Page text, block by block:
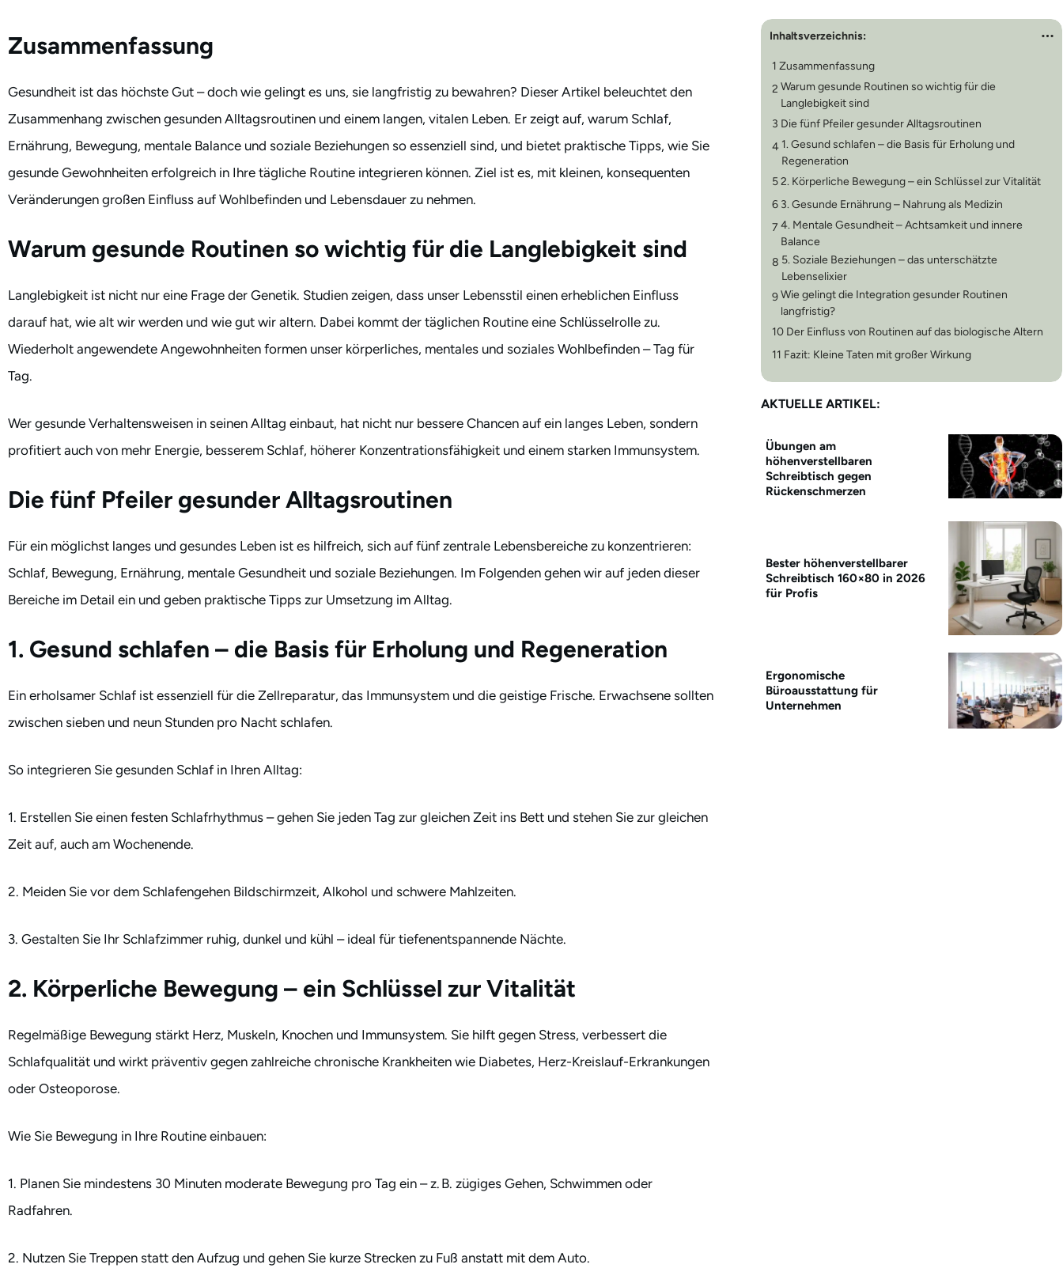
Zusammenfassung
Gesundheit ist das höchste Gut – doch wie gelingt es uns, sie langfristig zu bewahren? Dieser Artikel beleuchtet den
Zusammenhang zwischen gesunden Alltagsroutinen und einem langen, vitalen Leben. Er zeigt auf, warum Schlaf,
Ernährung, Bewegung, mentale Balance und soziale Beziehungen so essenziell sind, und bietet praktische Tipps, wie Sie
gesunde Gewohnheiten erfolgreich in Ihre tägliche Routine integrieren können. Ziel ist es, mit kleinen, konsequenten
Veränderungen großen Einfluss auf Wohlbefinden und Lebensdauer zu nehmen.
Warum gesunde Routinen so wichtig für die Langlebigkeit sind
Langlebigkeit ist nicht nur eine Frage der Genetik. Studien zeigen, dass unser Lebensstil einen erheblichen Einfluss
darauf hat, wie alt wir werden und wie gut wir altern. Dabei kommt der täglichen Routine eine Schlüsselrolle zu.
Wiederholt angewendete Angewohnheiten formen unser körperliches, mentales und soziales Wohlbefinden – Tag für
Tag.
Wer gesunde Verhaltensweisen in seinen Alltag einbaut, hat nicht nur bessere Chancen auf ein langes Leben, sondern
profitiert auch von mehr Energie, besserem Schlaf, höherer Konzentrationsfähigkeit und einem starken Immunsystem.
Die fünf Pfeiler gesunder Alltagsroutinen
Für ein möglichst langes und gesundes Leben ist es hilfreich, sich auf fünf zentrale Lebensbereiche zu konzentrieren:
Schlaf, Bewegung, Ernährung, mentale Gesundheit und soziale Beziehungen. Im Folgenden gehen wir auf jeden dieser
Bereiche im Detail ein und geben praktische Tipps zur Umsetzung im Alltag.
1. Gesund schlafen – die Basis für Erholung und Regeneration
Ein erholsamer Schlaf ist essenziell für die Zellreparatur, das Immunsystem und die geistige Frische. Erwachsene sollten
zwischen sieben und neun Stunden pro Nacht schlafen.
So integrieren Sie gesunden Schlaf in Ihren Alltag:
1. Erstellen Sie einen festen Schlafrhythmus – gehen Sie jeden Tag zur gleichen Zeit ins Bett und stehen Sie zur gleichen
Zeit auf, auch am Wochenende.
2. Meiden Sie vor dem Schlafengehen Bildschirmzeit, Alkohol und schwere Mahlzeiten.
3. Gestalten Sie Ihr Schlafzimmer ruhig, dunkel und kühl – ideal für tiefenentspannende Nächte.
2. Körperliche Bewegung – ein Schlüssel zur Vitalität
Regelmäßige Bewegung stärkt Herz, Muskeln, Knochen und Immunsystem. Sie hilft gegen Stress, verbessert die
Schlafqualität und wirkt präventiv gegen zahlreiche chronische Krankheiten wie Diabetes, Herz-Kreislauf-Erkrankungen
oder Osteoporose.
Wie Sie Bewegung in Ihre Routine einbauen:
1. Planen Sie mindestens 30 Minuten moderate Bewegung pro Tag ein – z. B. zügiges Gehen, Schwimmen oder
Radfahren.
2. Nutzen Sie Treppen statt den Aufzug und gehen Sie kurze Strecken zu Fuß anstatt mit dem Auto.
Inhaltsverzeichnis:
1 Zusammenfassung
2 Warum gesunde Routinen so wichtig für die
Langlebigkeit sind
3 Die fünf Pfeiler gesunder Alltagsroutinen
4 1. Gesund schlafen – die Basis für Erholung und
Regeneration
52. Körperliche Bewegung – ein Schlüssel zur Vitalität
6 3. Gesunde Ernährung – Nahrung als Medizin
7 4. Mentale Gesundheit – Achtsamkeit und innere
Balance
8 5. Soziale Beziehungen – das unterschätzte
Lebenselixier
9Wie gelingt die Integration gesunder Routinen
langfristig?
10 Der Einfluss von Routinen auf das biologische Altern
11 Fazit: Kleine Taten mit großer Wirkung
AKTUELLE ARTIKEL:
Übungen am
höhenverstellbaren
Schreibtisch gegen
Rückenschmerzen
Bester höhenverstellbarer
Schreibtisch 160×80 in 2026
für Profis
Ergonomische
Büroausstattung für
Unternehmen